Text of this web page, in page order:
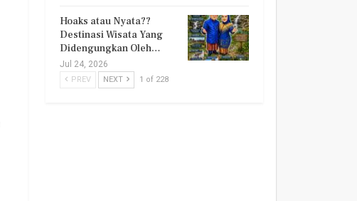
Hoaks atau Nyata??
Destinasi Wisata Yang
Didengungkan Oleh…
Jul 24, 2026
PREV NEXT 1 of 228